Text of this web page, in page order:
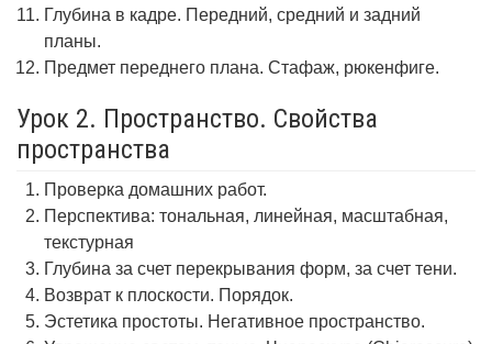
Глубина в кадре. Передний, средний и задний
планы.
Предмет переднего плана. Стафаж, рюкенфиге.
Урок 2. Пространство. Свойства
пространства
Проверка домашних работ.
Перспектива: тональная, линейная, масштабная,
текстурная
Глубина за счет перекрывания форм, за счет тени.
Возврат к плоскости. Порядок.
Эстетика простоты. Негативное пространство.